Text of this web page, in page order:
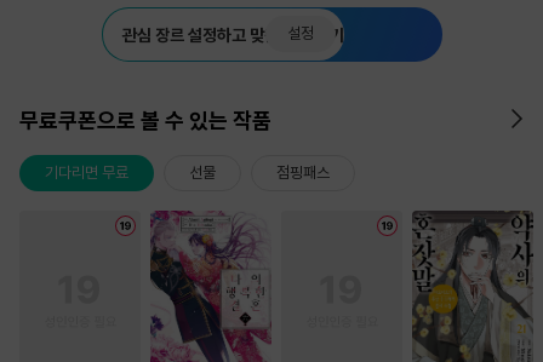
관심 장르 설정하고 맞춤 추천 받기
설정
무료쿠폰으로 볼 수 있는 작품
기다리면 무료 선물 점핑패스